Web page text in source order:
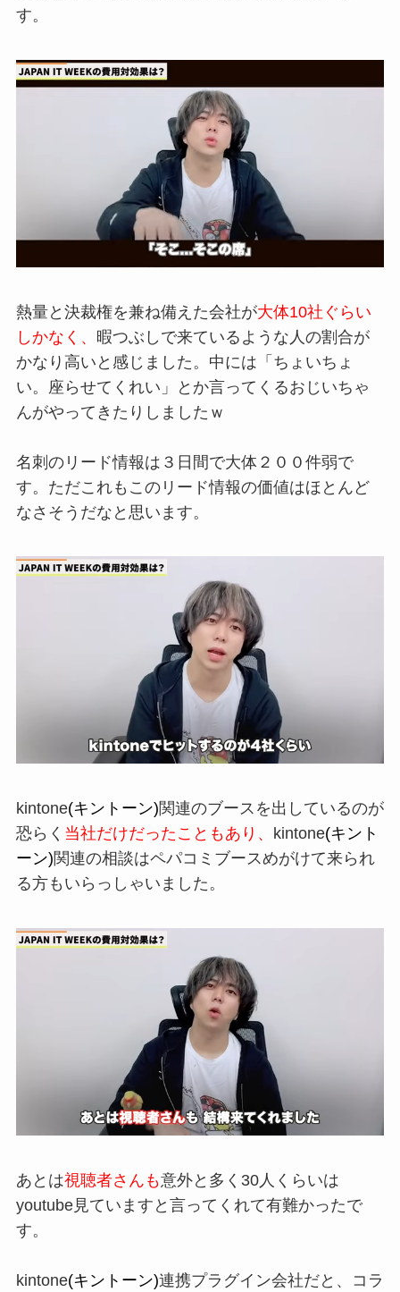
す。
熱量と決裁権を兼ね備えた会社が大体10社ぐらい
しかなく、 暇つぶしで来ているような人の割合が
かなり高いと感じました。中には「ちょいちょ
い。座らせてくれい」とか言ってくるおじいちゃ
んがやってきたりしましたｗ
名刺のリード情報は３日間で大体２００件弱で
す。 ただこれもこのリード情報の価値はほとんど
なさそうだな と思います。
kintone(キントーン)関連のブースを出しているのが
恐らく 当社だけだったこともあり、 kintone(キント
ーン)関連の相談はペパコミブースめがけて来られ
る方もいらっしゃいました。
あとは視聴者さんも意外と多く30人くらいは
youtube見ていま すと言ってくれて有難かったで
す。
kintone(キントーン)連携プラグイン会社だと、
コラ